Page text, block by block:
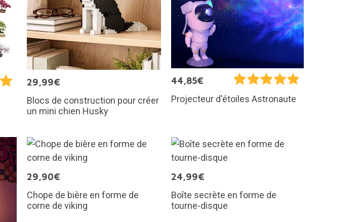
29,99€
Blocs de construction pour créer
un mini chien Husky
44,85€
Projecteur d'étoiles Astronaute
29,90€
Chope de bière en forme de
corne de viking
24,99€
Boîte secrète en forme de
tourne-disque